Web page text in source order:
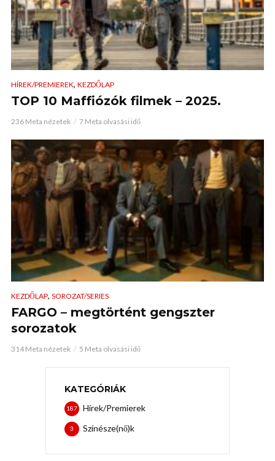
HÍREK/PREMIEREK, KEZDŐLAP
TOP 10 Maffiózók filmek – 2025.
236 Meta nézetek 7 Meta olvasási idő
KEZDŐLAP, SOROZAT/SERIES
FARGO – megtörtént gengszter
sorozatok
314 Meta nézetek 5 Meta olvasási idő
KATEGÓRIÁK
Hírek/Premierek
187
Színésze(nő)k
3